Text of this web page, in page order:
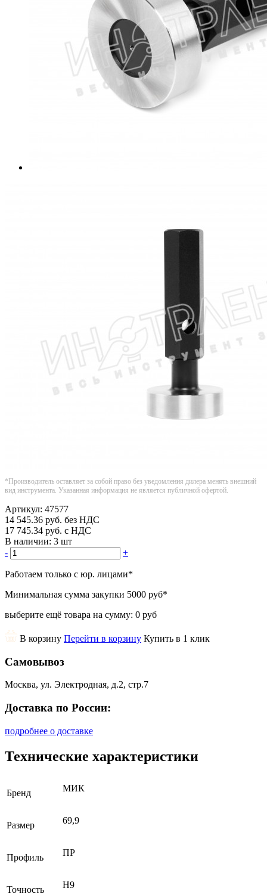
*Производитель оставляет за собой право без уведомления дилера менять внешний
вид инструмента. Указанная информация не является публичной офертой.
Артикул: 47577
14 545.36 руб. без НДС
17 745.34 руб. с НДС
В наличии: 3 шт
-
+
Работаем только с юр. лицами*
Минимальная сумма закупки 5000 руб*
выберите ещё товара на сумму: 0 руб
В корзину Перейти в корзину Купить в 1 клик
Самовывоз
Москва, ул. Электродная, д.2, стр.7
Доставка по России:
подробнее о доставке
Технические характеристики
Бренд МИК
Размер 69,9
Профиль ПР
Точность H9